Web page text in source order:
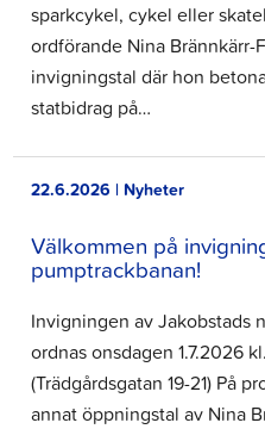
sparkcykel, cykel eller
ordförande Nina
invigningstal där hon
statbidrag på…
22.6.2026 | Nyheter
Välkommen på
pumptrackbanan!
Invigningen av Jakobstads
ordnas onsdagen 1.7.2026
(Trädgårdsgatan 19-21) På
annat öppningstal av Nina